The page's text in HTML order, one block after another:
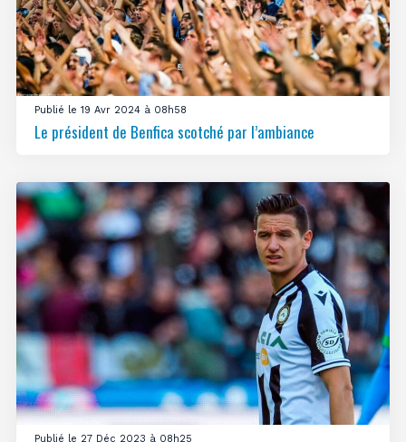
Publié le 19 Avr 2024 à 08h58
Le président de Benfica scotché par l’ambiance
Publié le 27 Déc 2023 à 08h25